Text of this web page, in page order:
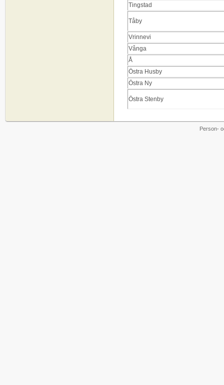
Tingstad
Tåby
Vrinnevi
Vånga
Å
Östra Husby
Östra Ny
Östra Stenby
Person-